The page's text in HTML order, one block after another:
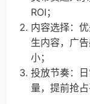
ROI；
内容选择：
生内容，广
小；
投放节奏：
量，提前抢占